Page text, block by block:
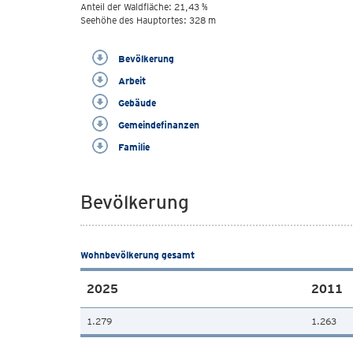
Anteil der Waldfläche: 21,43 %
Seehöhe des Hauptortes: 328 m
Bevölkerung
Arbeit
Gebäude
Gemeindefinanzen
Familie
Bevölkerung
Wohnbevölkerung gesamt
2025 2011
1.279 1.263